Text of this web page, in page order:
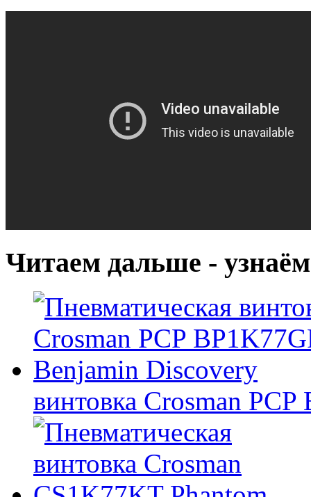
Читаем дальше -
винтовка Crosman